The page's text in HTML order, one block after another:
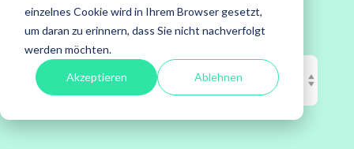
einzelnes Cookie wird in Ihrem Browser gesetzt,
um daran zu erinnern, dass Sie nicht nachverfolgt
werden möchten.
Akzeptieren Ablehnen
Offshore Test Center
Testmanagement
Studies.
Alle anzeigen
Test Management
Test Analyst
Test Automation Engineering
Agile Tester